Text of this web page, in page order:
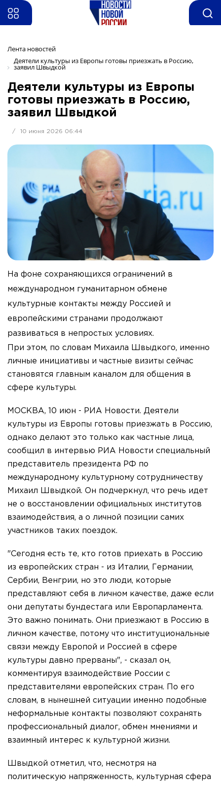
Лента новостей
Деятели культуры из Европы готовы приезжать в Россию,
заявил Швыдкой
Деятели культуры из Европы
готовы приезжать в Россию,
заявил Швыдкой
/ 10 июня 2026 06:44
На фоне сохраняющихся ограничений в
международном гуманитарном обмене
культурные контакты между Россией и
европейскими странами продолжают
развиваться в непростых условиях.
При этом, по словам Михаила Швыдкого, именно
личные инициативы и частные визиты сейчас
становятся главным каналом для общения в
сфере культуры.
МОСКВА, 10 июн - РИА Новости. Деятели
культуры из Европы готовы приезжать в Россию,
однако делают это только как частные лица,
сообщил в интервью РИА Новости специальный
представитель президента РФ по
международному культурному сотрудничеству
Михаил Швыдкой. Он подчеркнул, что речь идет
не о восстановлении официальных институтов
взаимодействия, а о личной позиции самих
участников таких поездок.
"Сегодня есть те, кто готов приехать в Россию
из европейских стран - из Италии, Германии,
Сербии, Венгрии, но это люди, которые
представляют себя в личном качестве, даже если
они депутаты бундестага или Европарламента.
Это важно понимать. Они приезжают в Россию в
личном качестве, потому что институциональные
связи между Европой и Россией в сфере
культуры давно прерваны", - сказал он,
комментируя взаимодействие России с
представителями европейских стран. По его
словам, в нынешней ситуации именно подобные
неформальные контакты позволяют сохранять
профессиональный диалог, обмен мнениями и
взаимный интерес к культурной жизни.
Швыдкой отметил, что, несмотря на
политическую напряженность, культурная сфера